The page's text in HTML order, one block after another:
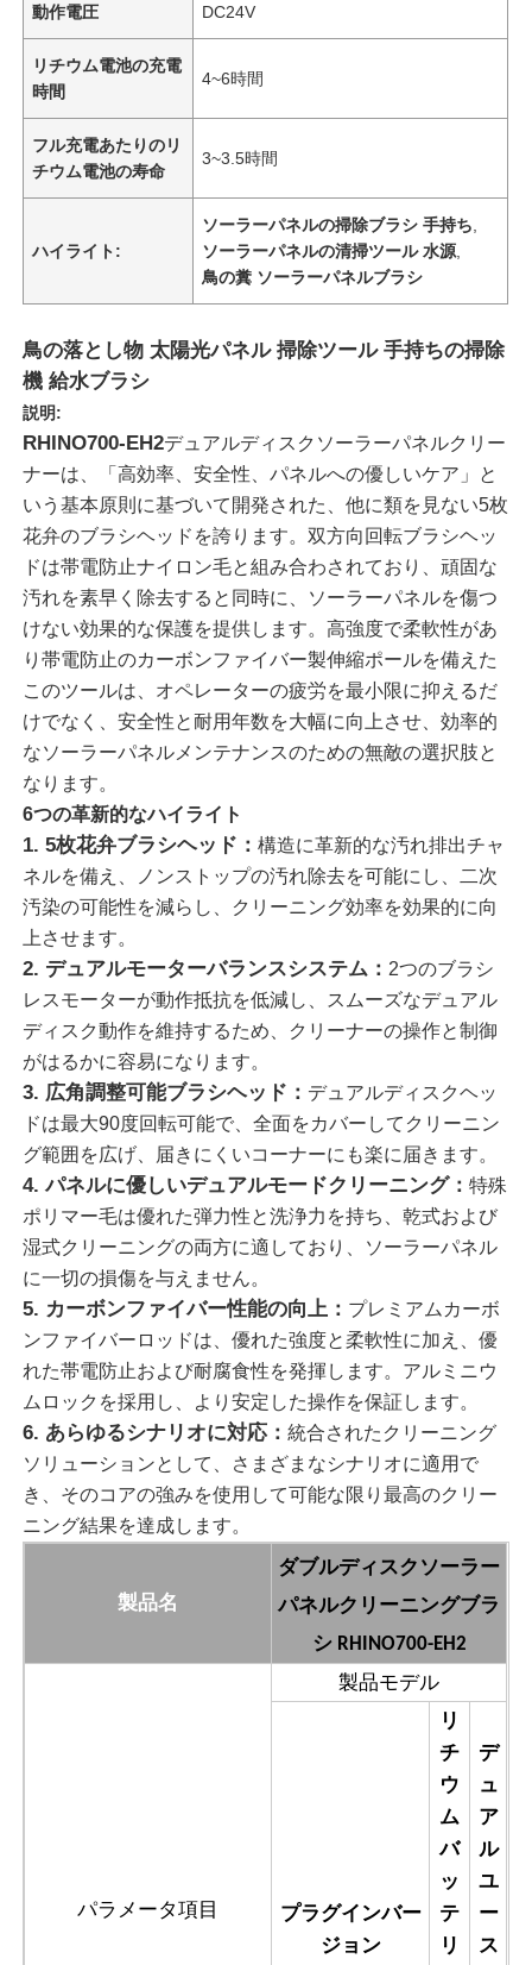
ホーム
製品
ビデオ
企業情報
会社案内
品質管理
お問い合わせ
ニュース
すべての場合
見積依頼
太陽電池パネルのクリーニング ブラシ
ソーラーパネル回転ブラシ
ソーラーパネル 洗濯機 ブラシ
動作電圧 DC24V
リチウム電池の充電
時間
4~6時間
フル充電あたりのリ
チウム電池の寿命
3~3.5時間
ハイライト:
ソーラーパネルの掃除ブラシ 手持ち
ソーラーパネルの清掃ツール 水源
鳥の糞 ソーラーパネルブラシ
鳥の落とし物 太陽光パネル 掃除ツール 手持ちの掃除
機 給水ブラシ
説明:
RHINO700-EH2デュアルディスクソーラーパネルクリー
ナーは、「高効率、安全性、パネルへの優しいケア」と
いう基本原則に基づいて開発された、他に類を見ない5枚
花弁のブラシヘッドを誇ります。双方向回転ブラシヘッ
ドは帯電防止ナイロン毛と組み合わされており、頑固な
汚れを素早く除去すると同時に、ソーラーパネルを傷つ
けない効果的な保護を提供します。高強度で柔軟性があ
り帯電防止のカーボンファイバー製伸縮ポールを備えた
このツールは、オペレーターの疲労を最小限に抑えるだ
けでなく、安全性と耐用年数を大幅に向上させ、効率的
なソーラーパネルメンテナンスのための無敵の選択肢と
なります。
6つの革新的なハイライト
1. 5枚花弁ブラシヘッド：構造に革新的な汚れ排出チャ
ネルを備え、ノンストップの汚れ除去を可能にし、二次
汚染の可能性を減らし、クリーニング効率を効果的に向
上させます。
2. デュアルモーターバランスシステム： 2つのブラシ
レスモーターが動作抵抗を低減し、スムーズなデュアル
ディスク動作を維持するため、クリーナーの操作と制御
がはるかに容易になります。
3. 広角調整可能ブラシヘッド： デュアルディスクヘッ
ドは最大90度回転可能で、全面をカバーしてクリーニン
グ範囲を広げ、届きにくいコーナーにも楽に届きます。
4. パネルに優しいデュアルモードクリーニング：特殊
ポリマー毛は優れた弾力性と洗浄力を持ち、乾式および
湿式クリーニングの両方に適しており、ソーラーパネル
に一切の損傷を与えません。
5. カーボンファイバー性能の向上： プレミアムカーボ
ンファイバーロッドは、優れた強度と柔軟性に加え、優
れた帯電防止および耐腐食性を発揮します。アルミニウ
ムロックを採用し、より安定した操作を保証します。
6. あらゆるシナリオに対応：統合されたクリーニング
ソリューションとして、さまざまなシナリオに適用で
き、そのコアの強みを使用して可能な限り最高のクリー
ニング結果を達成します。
製品名
ダブルディスクソーラー
パネルクリーニングブラ
シ RHINO700-EH2
パラメータ項目
製品モデル
プラグインバー
ジョン
リ
チ
ウ
ム
バ
ッ
テ
リ
デ
ュ
ア
ル
ユ
ー
ス